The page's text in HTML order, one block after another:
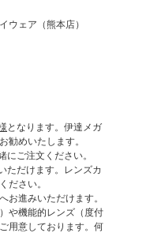
ェア（熊本店）
となります。伊達メガ
勧めいたします。
ご注文ください。
ただけます。レンズカ
ださい。
お進みいただけます。
や機能的レンズ（度付
用意しております。何